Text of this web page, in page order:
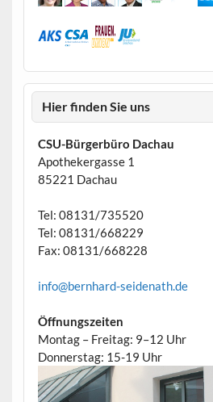
Hier finden Sie uns
CSU-Bürgerbüro Dachau
Apothekergasse 1
85221 Dachau
Tel: 08131/735520
Tel: 08131/668229
Fax: 08131/668228
info@bernhard-seidenath.de
Öffnungszeiten
Montag – Freitag: 9–12 Uhr
Donnerstag: 15-19 Uhr